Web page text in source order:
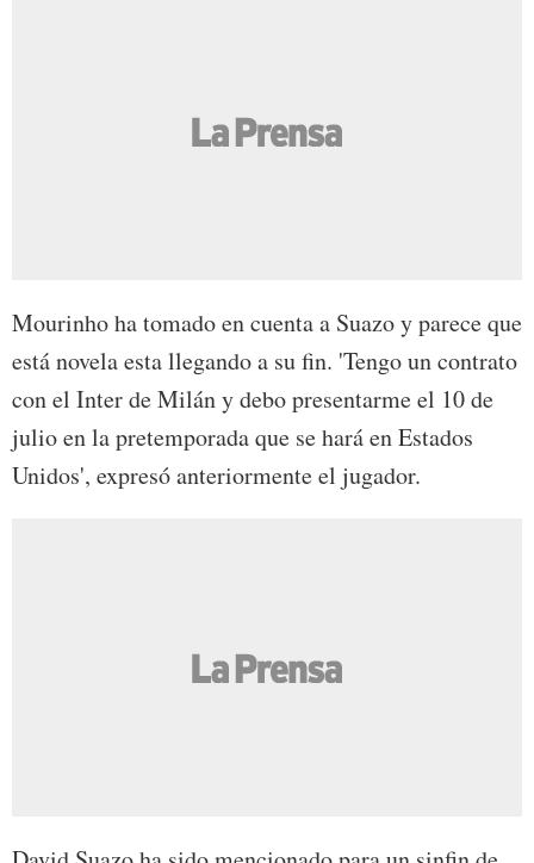
Mourinho ha tomado en cuenta a Suazo y parece que
está novela esta llegando a su fin. 'Tengo un contrato
con el Inter de Milán y debo presentarme el 10 de
julio en la pretemporada que se hará en Estados
Unidos', expresó anteriormente el jugador.